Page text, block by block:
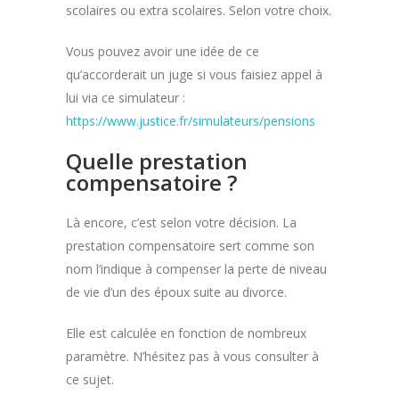
scolaires ou extra scolaires. Selon votre choix.
Vous pouvez avoir une idée de ce
qu’accorderait un juge si vous faisiez appel à
lui via ce simulateur :
https://www.justice.fr/simulateurs/pensions
Quelle prestation
compensatoire ?
Là encore, c’est selon votre décision. La
prestation compensatoire sert comme son
nom l’indique à compenser la perte de niveau
de vie d’un des époux suite au divorce.
Elle est calculée en fonction de nombreux
paramètre. N’hésitez pas à vous consulter à
ce sujet.